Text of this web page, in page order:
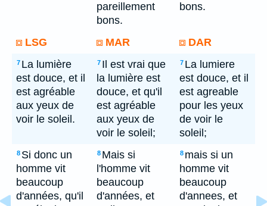
pareillement
bons.
bons.
LSG MAR DAR
7 La lumière
est douce, et il
est agréable
aux yeux de
voir le soleil.
7 Il est vrai que
la lumière est
douce, et qu'il
est agréable
aux yeux de
voir le soleil;
7 La lumiere
est douce, et il
est agreable
pour les yeux
de voir le
soleil;
8 Si donc un
homme vit
beaucoup
d'années, qu'il
8 Mais si
l'homme vit
beaucoup
d'années, et
8 mais si un
homme vit
beaucoup
d'annees, et